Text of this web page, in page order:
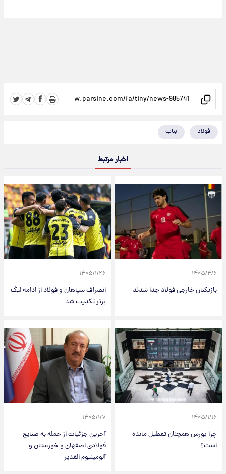
فولاد بناب
اخبار مرتبط
۱۴۰۵/۴/۶
بازیکنان خارجی فولاد جدا شدند
۱۴۰۵/۱/۲۶
انصراف سپاهان و فولاد از ادامه لیگ
برتر تکذیب شد
۱۴۰۵/۱/۱۶
چرا بورس همچنان تعطیل مانده
است؟
۱۴۰۵/۱/۷
آخرین جزئیات از حمله به صنایع
فولادی اصفهان و خوزستان و
آلومینیوم الغدیر